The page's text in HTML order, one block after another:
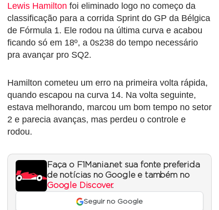
Lewis Hamilton foi eliminado logo no começo da
classificação para a corrida Sprint do GP da Bélgica
de Fórmula 1. Ele rodou na última curva e acabou
ficando só em 18º, a 0s238 do tempo necessário
pra avançar pro SQ2.
Hamilton cometeu um erro na primeira volta rápida,
quando escapou na curva 14. Na volta seguinte,
estava melhorando, marcou um bom tempo no setor
2 e parecia avanças, mas perdeu o controle e
rodou.
Faça o F1Mania.net sua fonte preferida
de notícias no Google e também no
Google Discover.
Seguir no Google